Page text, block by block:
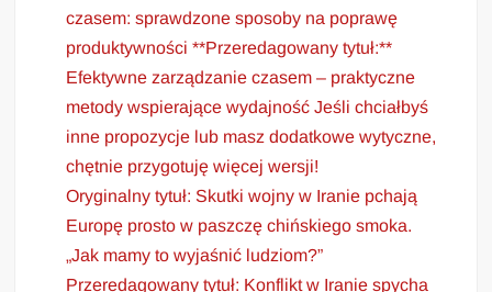
czasem: sprawdzone sposoby na poprawę
produktywności **Przeredagowany tytuł:**
Efektywne zarządzanie czasem – praktyczne
metody wspierające wydajność Jeśli chciałbyś
inne propozycje lub masz dodatkowe wytyczne,
chętnie przygotuję więcej wersji!
Oryginalny tytuł: Skutki wojny w Iranie pchają
Europę prosto w paszczę chińskiego smoka.
„Jak mamy to wyjaśnić ludziom?”
Przeredagowany tytuł: Konflikt w Iranie spycha